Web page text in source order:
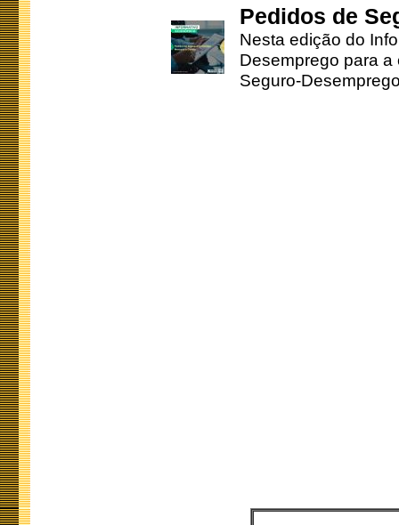
Pedidos de
Nesta edição do
Desemprego para
Seguro-